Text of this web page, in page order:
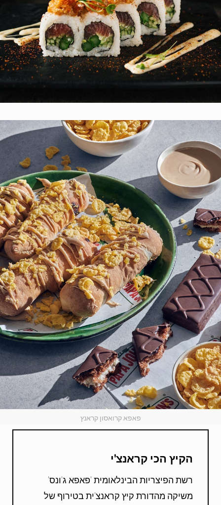
פאפא קרואסון קראנץ
הקיץ הכי קראנצ'י
רשת הפיצריות הבינלאומית 'פאפא ג'ונס'
משיקה מהדורת קיץ קראנצ'ית בטירוף של